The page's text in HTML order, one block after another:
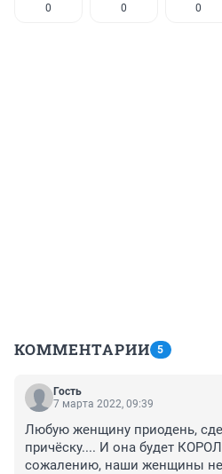
0 0 0
КОММЕНТАРИИ 5
Гость
7 марта 2022, 09:39
Любую женщину приодень,
причёску.... И она будет
сожалению, наши женщины не